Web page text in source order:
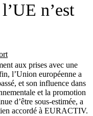
n’est
aux prises avec une
l’Union européenne a
et son influence dans
et la promotion
d’être sous-estimée, a
accordé à EURACTIV.